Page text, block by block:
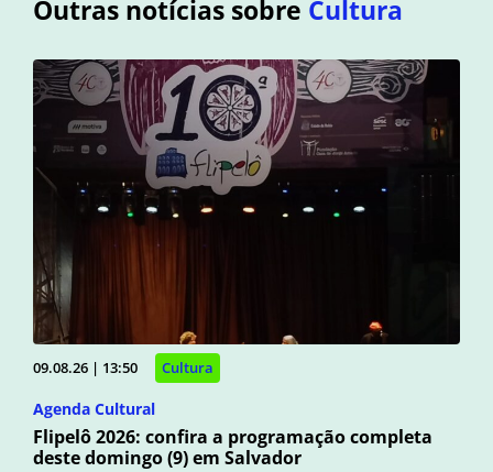
Outras notícias sobre Cultura
09.08.26 | 13:50 Cultura
Agenda Cultural
Flipelô 2026: confira a programação completa
deste domingo (9) em Salvador